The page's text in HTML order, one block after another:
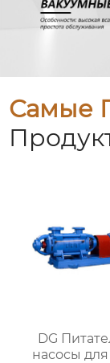
Самые
DG
насосы для